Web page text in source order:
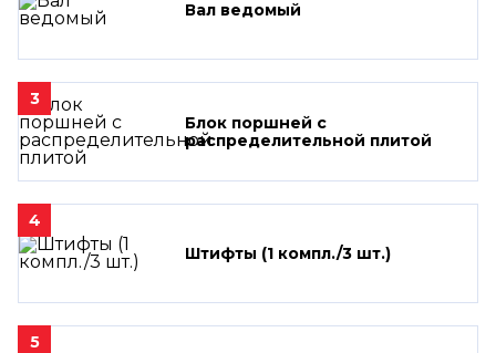
Вал ведомый
3
Блок поршней c
распределительной плитой
4
Штифты (1 компл./3 шт.)
5